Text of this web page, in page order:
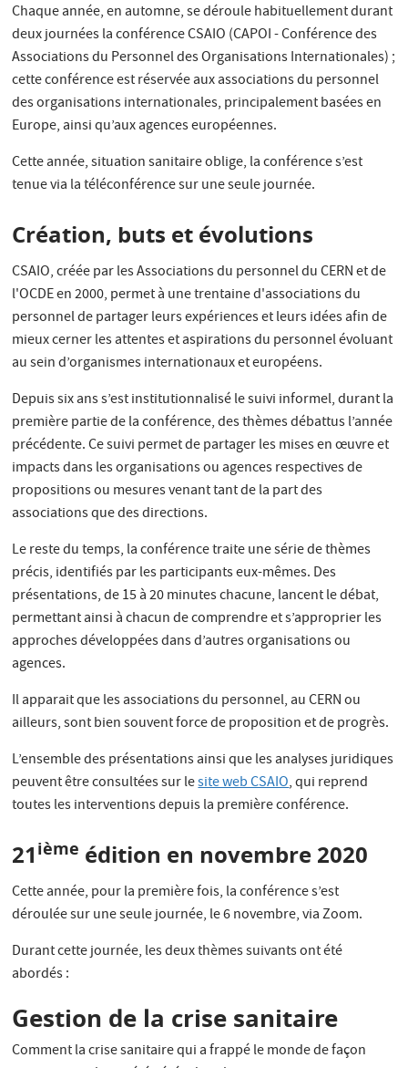
Chaque année, en automne, se déroule habituellement durant
deux journées la conférence CSAIO (CAPOI - Conférence des
Associations du Personnel des Organisations Internationales) ;
cette conférence est réservée aux associations du personnel
des organisations internationales, principalement basées en
Europe, ainsi qu’aux agences européennes.
Cette année, situation sanitaire oblige, la conférence s’est
tenue via la téléconférence sur une seule journée.
Création, buts et évolutions
CSAIO, créée par les Associations du personnel du CERN et de
l'OCDE en 2000, permet à une trentaine d'associations du
personnel de partager leurs expériences et leurs idées afin de
mieux cerner les attentes et aspirations du personnel évoluant
au sein d’organismes internationaux et européens.
Depuis six ans s’est institutionnalisé le suivi informel, durant la
première partie de la conférence, des thèmes débattus l’année
précédente. Ce suivi permet de partager les mises en œuvre et
impacts dans les organisations ou agences respectives de
propositions ou mesures venant tant de la part des
associations que des directions.
Le reste du temps, la conférence traite une série de thèmes
précis, identifiés par les participants eux-mêmes. Des
présentations, de 15 à 20 minutes chacune, lancent le débat,
permettant ainsi à chacun de comprendre et s’approprier les
approches développées dans d’autres organisations ou
agences.
Il apparait que les associations du personnel, au CERN ou
ailleurs, sont bien souvent force de proposition et de progrès.
L’ensemble des présentations ainsi que les analyses juridiques
peuvent être consultées sur lesite web CSAIO, qui reprend
toutes les interventions depuis la première conférence.
21 ième édition en novembre 2020
Cette année, pour la première fois, la conférence s’est
déroulée sur une seule journée, le 6 novembre, via Zoom.
Durant cette journée, les deux thèmes suivants ont été
abordés :
Gestion de la crise sanitaire
Comment la crise sanitaire qui a frappé le monde de façon